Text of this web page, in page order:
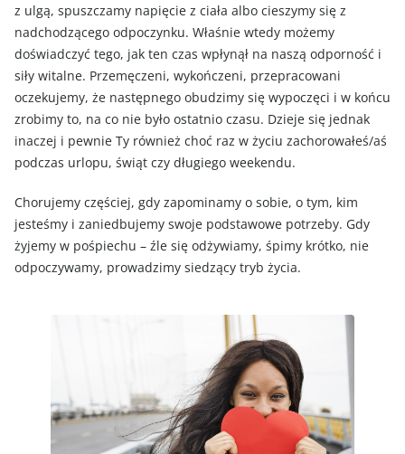
z ulgą, spuszczamy napięcie z ciała albo cieszymy się z
nadchodzącego odpoczynku. Właśnie wtedy możemy
doświadczyć tego, jak ten czas wpłynął na naszą odporność i
siły witalne. Przemęczeni, wykończeni, przepracowani
oczekujemy, że następnego obudzimy się wypoczęci i w końcu
zrobimy to, na co nie było ostatnio czasu. Dzieje się jednak
inaczej i pewnie Ty również choć raz w życiu zachorowałeś/aś
podczas urlopu, świąt czy długiego weekendu.
Chorujemy częściej, gdy zapominamy o sobie, o tym, kim
jesteśmy i zaniedbujemy swoje podstawowe potrzeby. Gdy
żyjemy w pośpiechu – źle się odżywiamy, śpimy krótko, nie
odpoczywamy, prowadzimy siedzący tryb życia.